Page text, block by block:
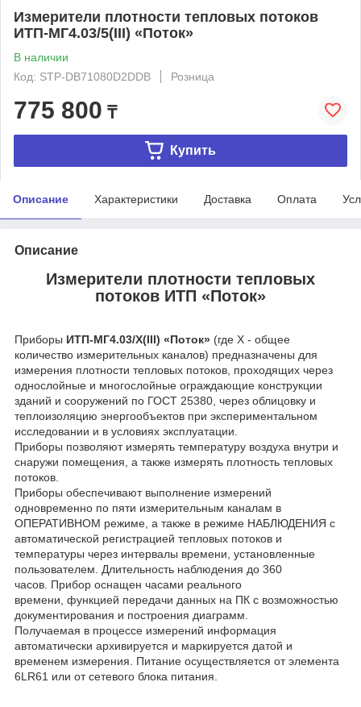
Измерители плотности тепловых потоков
ИТП-МГ4.03/5(III) «Поток»
В наличии
Код: STP-DB71080D2DDB
Розница
775 800 ₸
Купить
Описание Характеристики Доставка Оплата
Описание
Измерители плотности тепловых
потоков ИТП «Поток»
Приборы ИТП-МГ4.03/Х(III) «Поток» (где Х - общее
количество измерительных каналов) предназначены для
измерения плотности тепловых потоков, проходящих через
однослойные и многослойные ограждающие конструкции
зданий и сооружений по ГОСТ 25380, через облицовку и
теплоизоляцию энергообъектов при экспериментальном
исследовании и в условиях эксплуатации.
Приборы позволяют измерять температуру воздуха внутри и
снаружи помещения, а также измерять плотность тепловых
потоков.
Приборы обеспечивают выполнение измерений
одновременно по пяти измерительным каналам в
ОПЕРАТИВНОМ режиме, а также в режиме НАБЛЮДЕНИЯ с
автоматической регистрацией тепловых потоков и
температуры через интервалы времени, установленные
пользователем. Длительность наблюдения до 360
часов. Прибор оснащен часами реального
времени, функцией передачи данных на ПК с возможностью
документирования и построения диаграмм.
Получаемая в процессе измерений информация
автоматически архивируется и маркируется датой и
временем измерения. Питание осуществляется от элемента
6LR61 или от сетевого блока питания.